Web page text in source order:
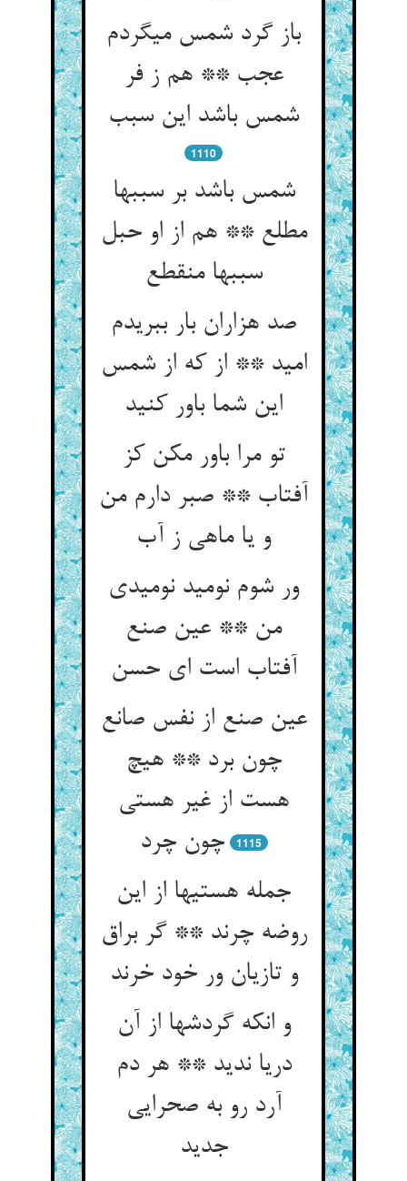
باز گرد شمس می‏گردم
عجب ** هم ز فر
شمس باشد این سبب‏
1110
شمس باشد بر سببها
مطلع ** هم از او حبل
سببها منقطع‏
صد هزاران بار ببریدم
امید ** از که از شمس
این شما باور کنید
تو مرا باور مکن کز
آفتاب ** صبر دارم من
و یا ماهی ز آب‏
ور شوم نومید نومیدی
من ** عین صنع
آفتاب است ای حسن‏
عین صنع از نفس صانع
چون برد ** هیچ
هست از غیر هستی
چون چرد
1115
جمله هستیها از این
روضه چرند ** گر براق
و تازیان ور خود خرند
و انکه گردشها از آن
دریا ندید ** هر دم
آرد رو به صحرایی
جدید